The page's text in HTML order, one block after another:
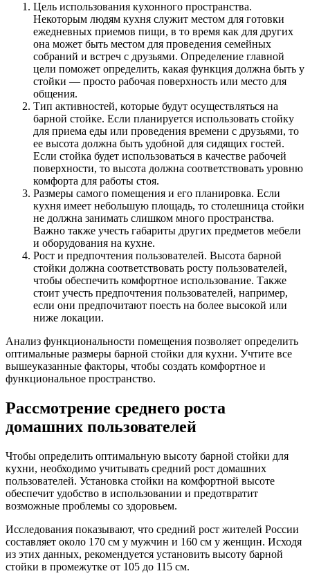
Цель использования кухонного пространства.
Некоторым людям кухня служит местом для готовки
ежедневных приемов пищи, в то время как для других
она может быть местом для проведения семейных
собраний и встреч с друзьями. Определение главной
цели поможет определить, какая функция должна быть у
стойки — просто рабочая поверхность или место для
общения.
Тип активностей, которые будут осуществляться на
барной стойке. Если планируется использовать стойку
для приема еды или проведения времени с друзьями, то
ее высота должна быть удобной для сидящих гостей.
Если стойка будет использоваться в качестве рабочей
поверхности, то высота должна соответствовать уровню
комфорта для работы стоя.
Размеры самого помещения и его планировка. Если
кухня имеет небольшую площадь, то столешница стойки
не должна занимать слишком много пространства.
Важно также учесть габариты других предметов мебели
и оборудования на кухне.
Рост и предпочтения пользователей. Высота барной
стойки должна соответствовать росту пользователей,
чтобы обеспечить комфортное использование. Также
стоит учесть предпочтения пользователей, например,
если они предпочитают поесть на более высокой или
ниже локации.
Анализ функциональности помещения позволяет определить
оптимальные размеры барной стойки для кухни. Учтите все
вышеуказанные факторы, чтобы создать комфортное и
функциональное пространство.
Рассмотрение среднего роста
домашних пользователей
Чтобы определить оптимальную высоту барной стойки для
кухни, необходимо учитывать средний рост домашних
пользователей. Установка стойки на комфортной высоте
обеспечит удобство в использовании и предотвратит
возможные проблемы со здоровьем.
Исследования показывают, что средний рост жителей России
составляет около 170 см у мужчин и 160 см у женщин. Исходя
из этих данных, рекомендуется установить высоту барной
стойки в промежутке от 105 до 115 см.